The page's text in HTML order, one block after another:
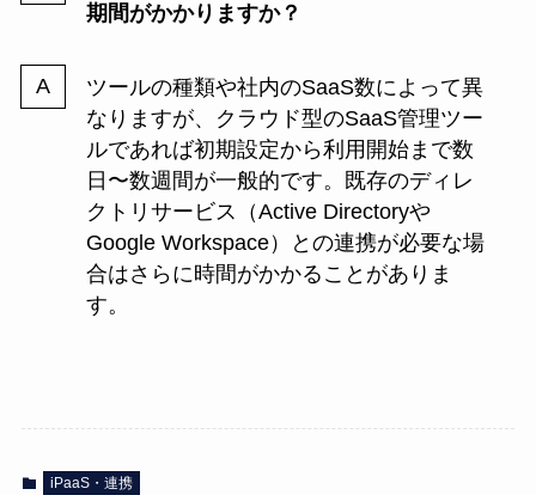
期間がかかりますか？
ツールの種類や社内のSaaS数によって異
なりますが、クラウド型のSaaS管理ツー
ルであれば初期設定から利用開始まで数
日〜数週間が一般的です。既存のディレ
クトリサービス（Active Directoryや
Google Workspace）との連携が必要な場
合はさらに時間がかかることがありま
す。
iPaaS・連携